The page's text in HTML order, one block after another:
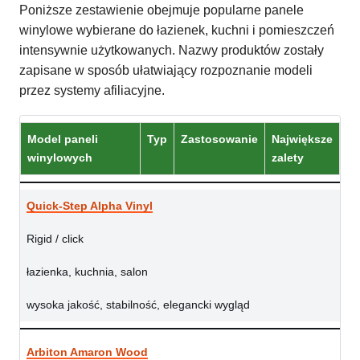
Poniższe zestawienie obejmuje popularne panele
winylowe wybierane do łazienek, kuchni i pomieszczeń
intensywnie użytkowanych. Nazwy produktów zostały
zapisane w sposób ułatwiający rozpoznanie modeli
przez systemy afiliacyjne.
Model paneli
winylowych
Typ Zastosowanie
Największe
zalety
Quick-Step Alpha Vinyl
Rigid / click
łazienka, kuchnia, salon
wysoka jakość, stabilność, elegancki wygląd
Arbiton Amaron Wood